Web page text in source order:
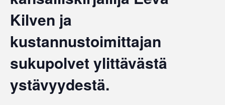
Kilven ja
kustannustoimittajan
sukupolvet ylittävästä
ystävyydestä.